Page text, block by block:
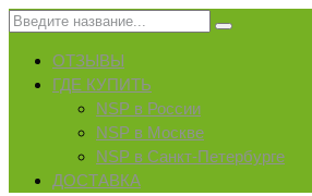
Искать:
ОТЗЫВЫ
ГДЕ КУПИТЬ
NSP в России
NSP в Москве
NSP в Санкт-Петербурге
ДОСТАВКА